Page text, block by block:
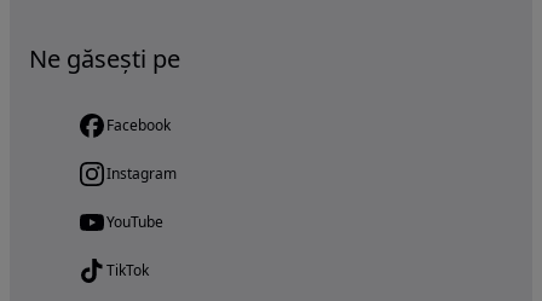
Ne găsești pe
Facebook
Instagram
YouTube
TikTok